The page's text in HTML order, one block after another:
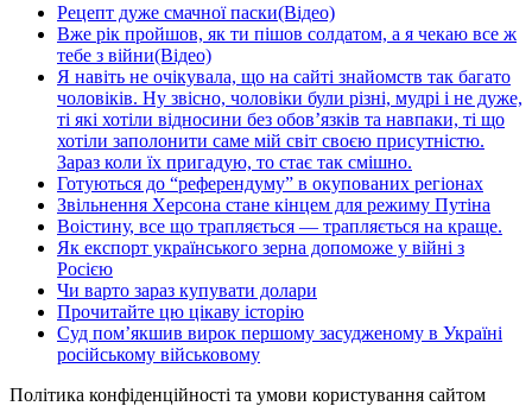
Рецепт дуже смачної паски(Відео)
Вже рік пройшов, як ти пішов солдатом, а я чекаю все ж
тебе з війни(Відео)
Я навіть не очікувала, що на сайті знайомств так багато
чоловіків. Ну звісно, чоловіки були різні, мудрі і не дуже,
ті які хотіли відносини без обов’язків та навпаки, ті що
хотіли заполонити саме мій світ своєю присутністю.
Зараз коли їх пригадую, то стає так смішно.
Готуються до “референдуму” в окупованих регіонах
Звільнення Херсона стане кінцем для режиму Путіна
Воістину, все що трапляється — трапляється на краще.
Як експорт українського зерна допоможе у війні з
Росією
Чи варто зараз купувати долари
Прочитайте цю цікаву історію
Суд пом’якшив вирок першому засудженому в Україні
російському військовому
Політика конфіденційності та умови користування сайтом